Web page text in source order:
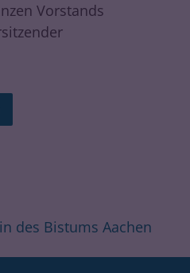
Vorstands
des Bistums Aachen